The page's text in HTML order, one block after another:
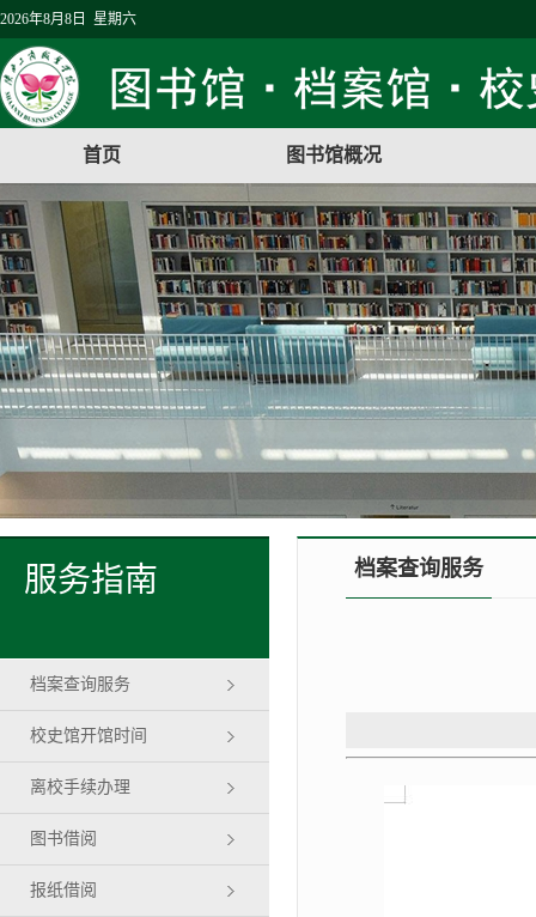
2026年8月8日 星期六
首页 图书馆概况
服务指南
档案查询服务
校史馆开馆时间
离校手续办理
图书借阅
报纸借阅
档案查询服务